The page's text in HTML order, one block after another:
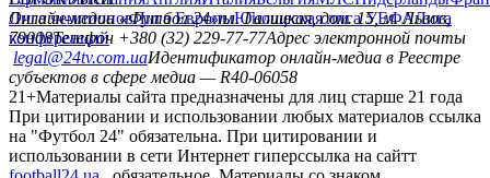
Лига чемпионовЛига ЕвропыЮношеская лига УЕФАЛига
конференций
Онлайн-медиа «Футбол 24»пл. Галицкая, дом. 15, м. Львов,
79008Телефон +380 (32) 229-77-77Адрес электронной почты
legal@24tv.com.uaИдентификатор онлайн-медиа в Реестре
субъектов в сфере медиа — R40-06058
21+Материалы сайта предназначены для лиц старше 21 года
При цитировании и использовании любых материалов ссылка
на "Футбол 24" обязательна. При цитировании и
использовании в сети Интернет гиперссылка на сайтт